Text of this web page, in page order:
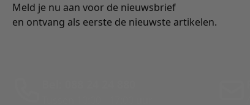
Meld je nu aan voor de nieuwsbrief
en ontvang als eerste de nieuwste artikelen.